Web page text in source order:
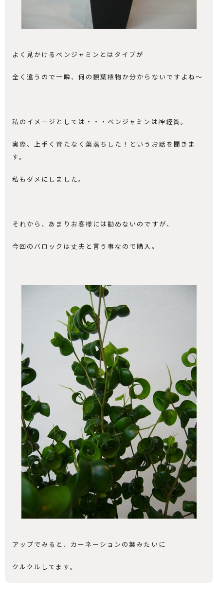
よく見かけるベンジャミンとはタイプが
全く違うので一瞬、何の観葉植物か分からないですよね～
私のイメージとしては・・・ベンジャミンは神経質。
実際、上手く育たなく葉落ちした！というお話を聞きま
す。
私もダメにしました。
それから、あまりお客様には勧めないのですが、
今回のバロックは丈夫と言う事なので購入。
アップでみると、カーネーションの葉みたいに
クルクルしてます。